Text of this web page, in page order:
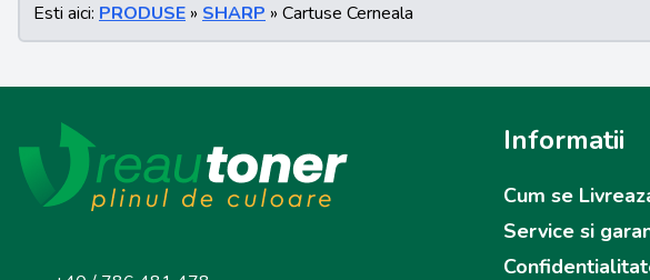
Esti aici: PRODUSE » SHARP » Cartuse Cerneala
Informatii
Cum se
Service si